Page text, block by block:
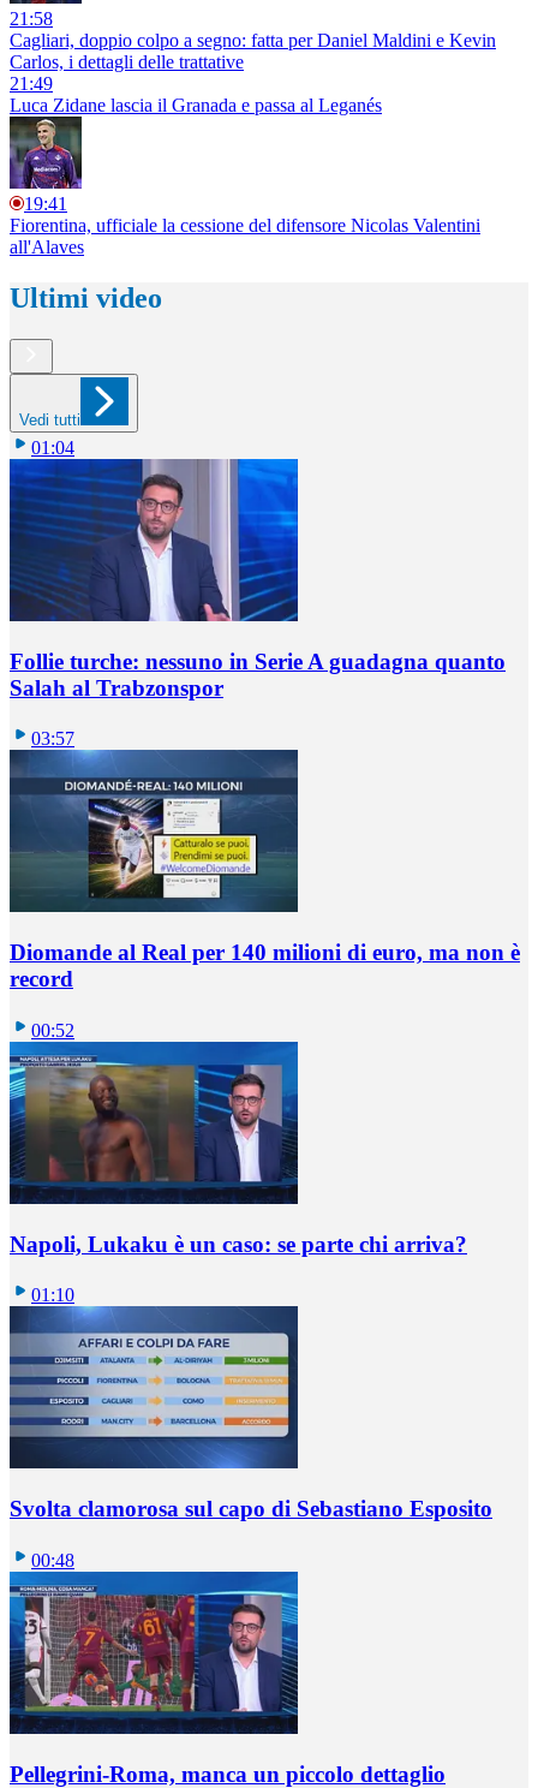
21:58
Cagliari, doppio colpo a segno: fatta per Daniel Maldini e Kevin
Carlos, i dettagli delle trattative
21:49
Luca Zidane lascia il Granada e passa al Leganés
19:41
Fiorentina, ufficiale la cessione del difensore Nicolas Valentini
all'Alaves
Ultimi video
Vedi tutti
01:04
Follie turche: nessuno in Serie A guadagna quanto
Salah al Trabzonspor
03:57
Diomande al Real per 140 milioni di euro, ma non è
record
00:52
Napoli, Lukaku è un caso: se parte chi arriva?
01:10
Svolta clamorosa sul capo di Sebastiano Esposito
00:48
Pellegrini-Roma, manca un piccolo dettaglio